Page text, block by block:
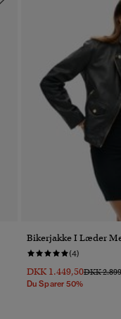
Bikerjakke I Læder
(4)
DKK 1.449,50Pris
DKK
Du Sparer 50%